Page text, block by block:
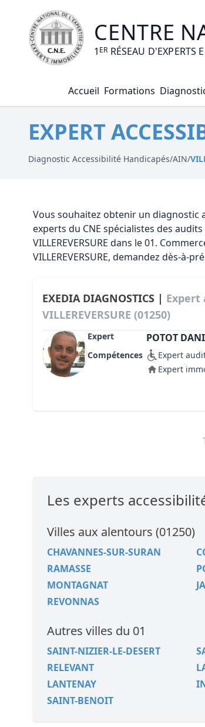
CENTRE
1 ER RÉSEAU D'EXPERTS
Accueil Formations
EXPERT
Diagnostic Accessibilité Handicapés/AIN/
Vous souhaitez obtenir un diagnostic
experts du CNE spécialistes des
VILLEREVERSURE dans le 01.
VILLEREVERSURE, demandez dès-
EXEDIA DIAGNOSTICS | Expert
VILLEREVERSURE (01250)
Expert POTOT
Compétences
Expert
Expert
Les experts
Villes aux alentours (01250)
CHAVANNES-SUR-SURAN
RAMASSE
MONTAGNAT
REVONNAS
Autres villes du 01
SAINT-NIZIER-LE-DESERT
RELEVANT
LANTENAY
SAINT-BENOIT